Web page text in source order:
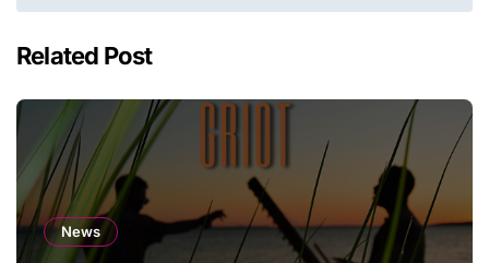
Related Post
News